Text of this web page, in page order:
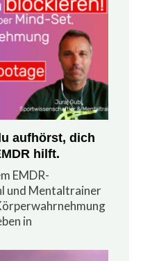
aufhörst, dich
hilft.
EMDR-
und Mentaltrainer
in